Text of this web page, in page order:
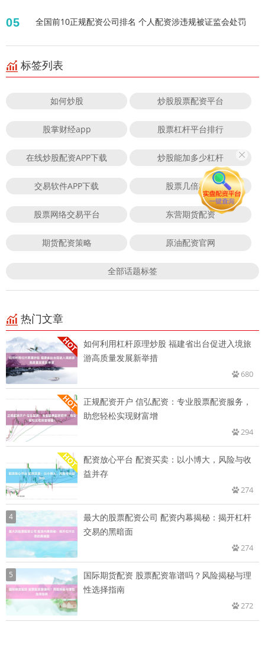
05 全国前10正规配资公司排名 个人配资涉违规被证监会处罚
标签列表
如何炒股 炒股股票配资平台
股掌财经app 股票杠杆平台排行
在线炒股配资APP下载 炒股能加多少杠杆
交易软件APP下载 股票几倍杠杆
股票网络交易平台 东营期货配资
期货配资策略 原油配资官网
全部话题标签
热门文章
如何利用杠杆原理炒股 福建省出台促进入境旅
游高质量发展新举措
680
正规配资开户 信弘配资：专业股票配资服务，
助您轻松实现财富增
294
配资放心平台 配资买卖：以小博大，风险与收
益并存
274
4
最大的股票配资公司 配资内幕揭秘：揭开杠杆
交易的黑暗面
274
5
国际期货配资 股票配资靠谱吗？风险揭秘与理
性选择指南
272